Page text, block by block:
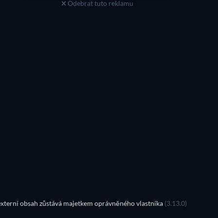
Odebrat tuto reklamu
obsah zůstává majetkem oprávněného vlastníka (3.13.0)